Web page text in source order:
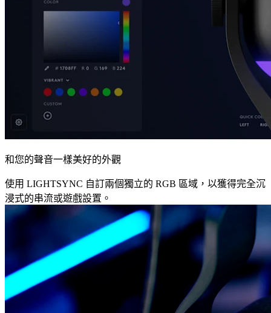
和您的聲音一樣美好的外觀
使用 LIGHTSYNC 自訂兩個獨立的 RGB 區域，以獲得完全沉
浸式的串流或遊戲設置。